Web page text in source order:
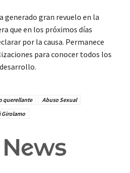
generado gran revuelo en la
que en los próximos días
por la causa. Permanece
para conocer todos los
querellante
Abuso Sexual
Girolamo